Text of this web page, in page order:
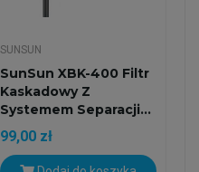
SUNSUN
SunSun XBK-400 Filtr
Kaskadowy Z
Systemem Separacji...
99,00 zł